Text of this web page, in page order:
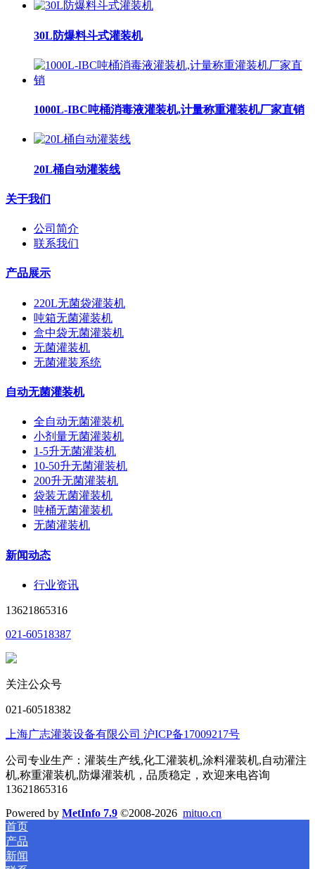
30L防爆料斗式灌装机
1000L-IBC吨桶消毒液灌装机,计量称重灌装机厂家直销
20L桶自动灌装线
关于我们
公司简介
联系我们
产品展示
220L无菌袋灌装机
吨箱无菌灌装机
盒中袋无菌灌装机
无菌灌装机
无菌灌装系统
自动无菌灌装机
全自动无菌灌装机
小剂量无菌灌装机
1-5升无菌灌装机
10-50升无菌灌装机
200升无菌灌装机
袋装无菌灌装机
吨桶无菌灌装机
无菌灌装机
新闻动态
行业资讯
13621865316
021-60518387
关注公众号
021-60518382
上海广志灌装设备有限公司 沪ICP备17009217号
公司专业生产：灌装生产线,化工灌装机,涂料灌装机,自动灌注
机,称重灌装机,防爆灌装机，品质稳定，欢迎来电咨询
13621865316
Powered by MetInfo 7.9 ©2008-2026 mituo.cn
首页
产品
新闻